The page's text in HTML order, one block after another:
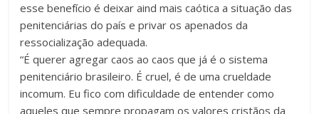
esse benefício é deixar aind mais caótica a situação das
penitenciárias do país e privar os apenados da
ressocialização adequada.
“É querer agregar caos ao caos que já é o sistema
penitenciário brasileiro. É cruel, é de uma crueldade
incomum. Eu fico com dificuldade de entender como
aqueles que sempre propagam os valores cristãos da